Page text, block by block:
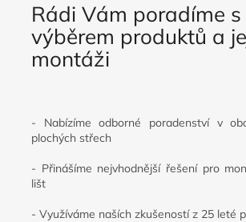
Rádi Vám poradíme s
výběrem produktů a
montáži
- Nabízíme odborné poradenství v
plochých střech
- Přinášíme nejvhodnější řešení pro
lišt
- Využíváme naších zkušeností z 25 leté